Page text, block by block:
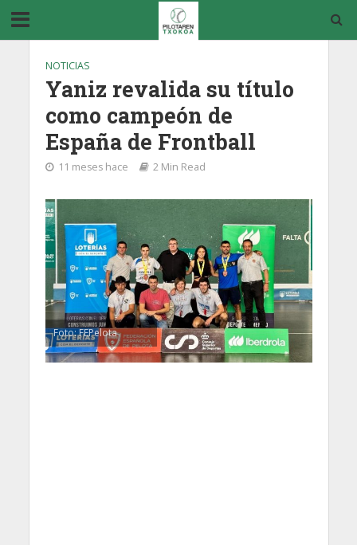
NOTICIAS
Yaniz revalida su título
como campeón de
España de Frontball
11 meses hace 2 Min Read
Foto: FEPelota